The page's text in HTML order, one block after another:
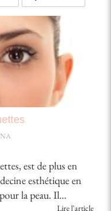
est de plus en
esthétique en
la peau. Il...
Lire l'article